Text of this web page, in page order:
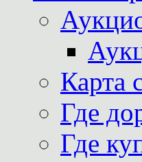
Карта
Где
Где